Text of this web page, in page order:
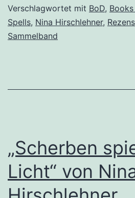
Nina
Verschlagwortet mit BoD,
Spells, Nina Hirschlehner,
Sammelband
„Scherben
Licht“ von